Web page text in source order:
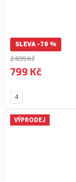
SLEVA -70 %
2 699 Kč
799 Kč
4
(velikost
37)
VÝPRODEJ